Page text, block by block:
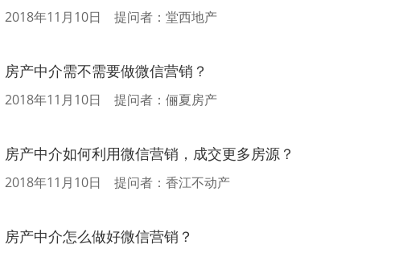
2018年11月10日 提问者：堂西地产
房产中介需不需要做微信营销？
2018年11月10日 提问者：俪夏房产
房产中介如何利用微信营销，成交更多房源？
2018年11月10日 提问者：香江不动产
房产中介怎么做好微信营销？